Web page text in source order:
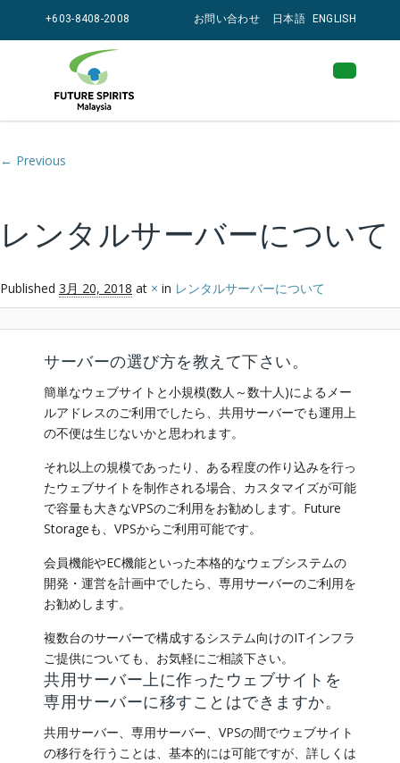
+603-8408-2008 お問い合わせ 日本語 ENGLISH
Image navigation
← Previous
レンタルサーバーについて
Published 3月 20, 2018 at × in レンタルサーバーについて
サーバーの選び方を教えて下さい。
簡単なウェブサイトと小規模(数人～数十人)によるメー
ルアドレスのご利用でしたら、共用サーバーでも運用上
の不便は生じないかと思われます。
それ以上の規模であったり、ある程度の作り込みを行っ
たウェブサイトを制作される場合、カスタマイズが可能
で容量も大きなVPSのご利用をお勧めします。Future
Storageも、VPSからご利用可能です。
会員機能やEC機能といった本格的なウェブシステムの
開発・運営を計画中でしたら、専用サーバーのご利用を
お勧めします。
複数台のサーバーで構成するシステム向けのITインフラ
ご提供についても、お気軽にご相談下さい。
共用サーバー上に作ったウェブサイトを
専用サーバーに移すことはできますか。
共用サーバー、専用サーバー、VPSの間でウェブサイト
の移行を行うことは、基本的には可能ですが、詳しくは